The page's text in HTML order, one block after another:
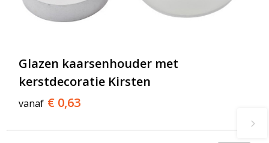
Glazen kaarsenhouder met
kerstdecoratie Kirsten
vanaf € 0,63